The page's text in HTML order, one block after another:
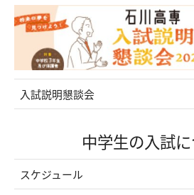
入試説明懇談会
中学生の入試
スケジュール